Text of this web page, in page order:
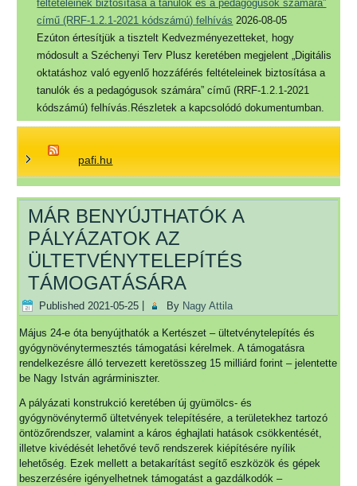
feltételeinek biztosítása a tanulók és a pedagógusok számára”
című (RRF-1.2.1-2021 kódszámú) felhívás 2026-08-05
Ezúton értesítjük a tisztelt Kedvezményezetteket, hogy
módosult a Széchenyi Terv Plusz keretében megjelent „Digitális
oktatáshoz való egyenlő hozzáférés feltételeinek biztosítása a
tanulók és a pedagógusok számára” című (RRF-1.2.1-2021
kódszámú) felhívás.Részletek a kapcsolódó dokumentumban.
pafi.hu
MÁR BENYÚJTHATÓK A
PÁLYÁZATOK AZ
ÜLTETVÉNYTELEPÍTÉS
TÁMOGATÁSÁRA
Published 2021-05-25 By Nagy Attila
Május 24-e óta benyújthatók a Kertészet – ültetvénytelepítés és
gyógynövénytermesztés támogatási kérelmek. A támogatásra
rendelkezésre álló tervezett keretösszeg 15 milliárd forint – jelentette
be Nagy István agrárminiszter.
A pályázati konstrukció keretében új gyümölcs- és
gyógynövénytermő ültetvények telepítésére, a területekhez tartozó
öntözőrendszer, valamint a káros éghajlati hatások csökkentését,
illetve kivédését lehetővé tevő rendszerek kiépítésére nyílik
lehetőség. Ezek mellett a betakarítást segítő eszközök és gépek
beszerzésére igényelhetnek támogatást a gazdálkodók –